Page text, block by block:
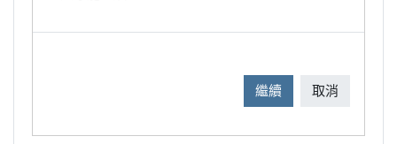
繼續 取消